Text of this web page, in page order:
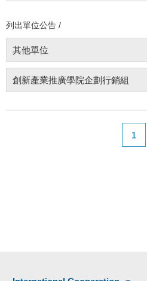
列出單位公告 /
其他單位
創新產業推廣學院企劃行銷組
1